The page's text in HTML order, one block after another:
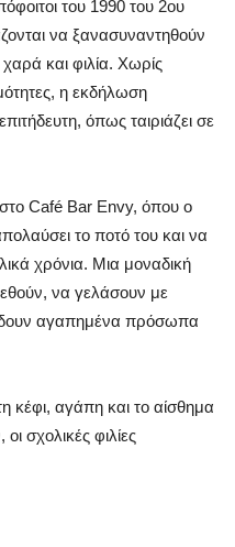
του 1990 του 2ου
να ξανασυναντηθούν
και φιλία. Χωρίς
η εκδήλωση
όπως ταιριάζει σε
στο Café Bar Envy, όπου ο
το ποτό του και να
χρόνια. Μια μοναδική
να γελάσουν με
δουν αγαπημένα πρόσωπα
κέφι, αγάπη και το αίσθημα
σχολικές φιλίες